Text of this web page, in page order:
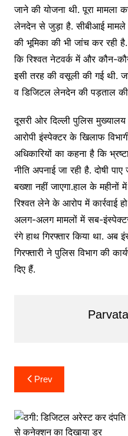
जाने की योजना थी. पूरा
लेनदेन से जुड़ा है. सीबीआई मामले
की भूमिका की भी जांच कर रही
कि रिश्वत नेटवर्क में और कौन-
इसी तरह की वसूली की गई थी.
व डिजिटल लेनदेन की पड़ताल की
दूसरी ओर दिल्ली पुलिस
आरोपी इंस्पेक्टर के खिलाफ
अधिकारियों का कहना है कि
नीति अपनाई जा रही है. दोषी
बख्शा नहीं जाएगा.हाल के महीनों
रिश्वत लेने के आरोप में कार्रवाई
अलग-अलग मामलों में सब-
रंगे हाथ गिरफ्तार किया था. अब
गिरफ्तारी ने पुलिस विभाग की
दिए हैं.
Post
navigation
Prev